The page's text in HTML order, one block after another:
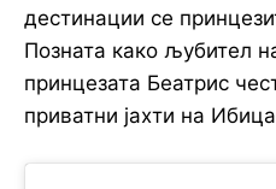
дестинации се
Позната како љубител
принцезата Беатрис
приватни јахти на